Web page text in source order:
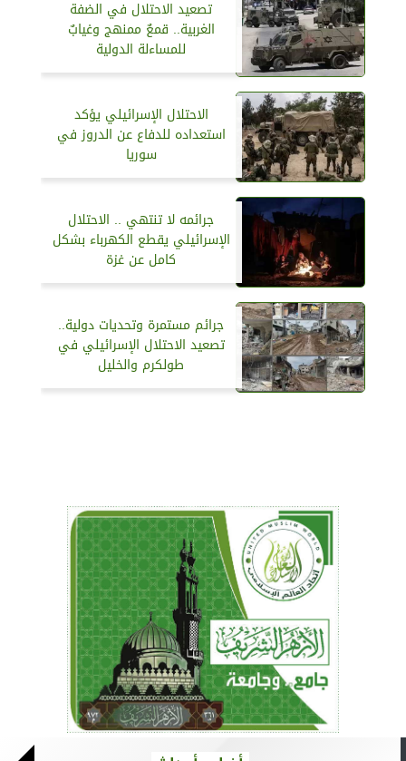
تصعيد الاحتلال في الضفة
الغربية.. قمعٌ ممنهج وغيابٌ
للمساءلة الدولية
الاحتلال الإسرائيلي يؤكد
استعداده للدفاع عن الدروز في
سوريا
جرائمه لا تنتهي .. الاحتلال
الإسرائيلي يقطع الكهرباء بشكل
كامل عن غزة
جرائم مستمرة وتحديات دولية..
تصعيد الاحتلال الإسرائيلي في
طولكرم والخليل